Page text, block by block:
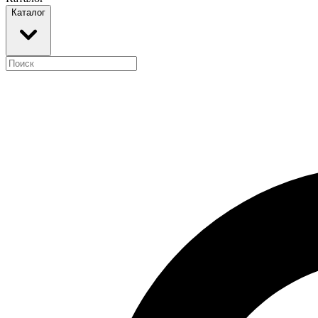
Каталог